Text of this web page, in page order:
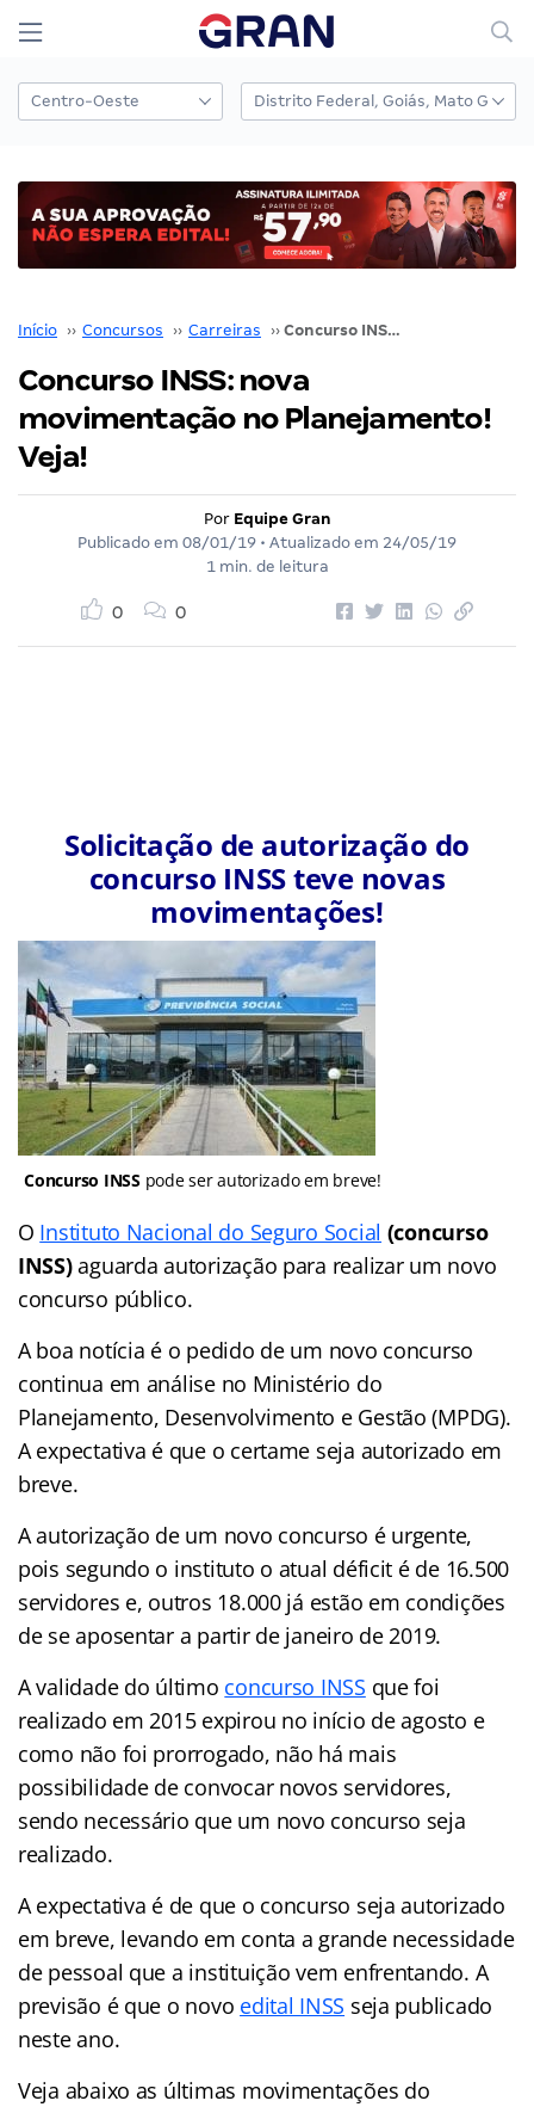
Início ›› Concursos ›› Carreiras ›› Concurso INSS: nova movimentação no Planejamento! Veja!
Concurso INSS: nova
movimentação no Planejamento!
Veja!
Por Equipe Gran
Publicado em 08/01/19 • Atualizado em 24/05/19
1 min. de leitura
0 0
Solicitação de autorização do
concurso INSS teve novas
movimentações!
Concurso INSS pode ser autorizado em breve!
O Instituto Nacional do Seguro Social (concurso
INSS)aguarda autorização para realizar um novo
concurso público.
A boa notícia é o pedido de um novo concurso
continua em análise no Ministério do
Planejamento, Desenvolvimento e Gestão (MPDG).
A expectativa é que o certame seja autorizado em
breve.
A autorização de um novo concurso é urgente,
pois segundo o instituto o atual déficit é de 16.500
servidores e, outros 18.000 já estão em condições
de se aposentar a partir de janeiro de 2019.
A validade do último concurso INSS que foi
realizado em 2015 expirou no início de agosto e
como não foi prorrogado, não há mais
possibilidade de convocar novos servidores,
sendo necessário que um novo concurso seja
realizado.
A expectativa é de que o concurso seja autorizado
em breve, levando em conta a grande necessidade
de pessoal que a instituição vem enfrentando. A
previsão é que o novo edital INSS seja publicado
neste ano.
Veja abaixo as últimas movimentações do